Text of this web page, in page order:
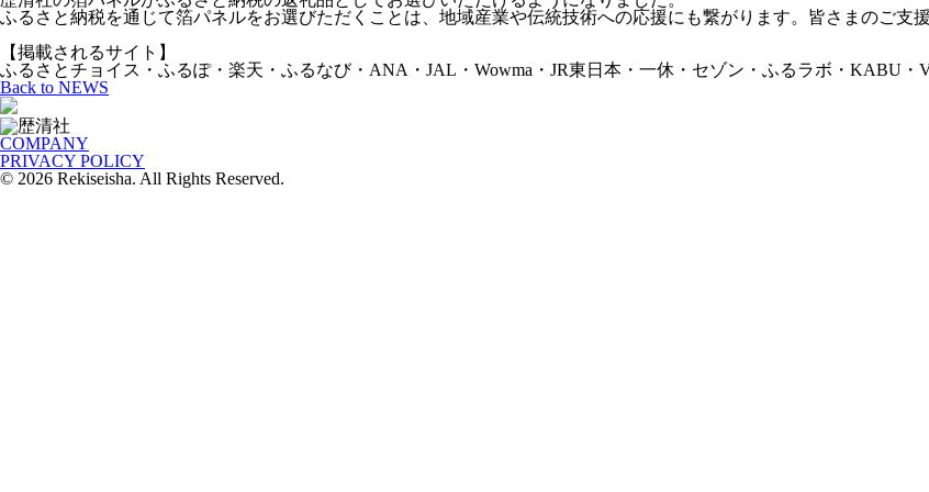
ふるさと納税を通じて箔パネルをお選びただくことは、地域産業や伝統技術への応援にも繋がります。皆さまのご支
【掲載されるサイト】
ふるさとチョイス・ふるぽ・楽天・ふるなび・ANA・JAL・Wowma・JR東日本・一休・セゾン・ふるラボ・KABU・
Back to NEWS
COMPANY
PRIVACY POLICY
© 2026 Rekiseisha. All Rights Reserved.